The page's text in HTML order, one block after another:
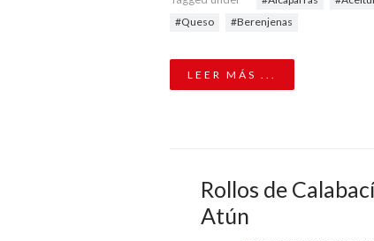
Queso
Berenjenas
LEER MÁS ...
Rollos de
Atún